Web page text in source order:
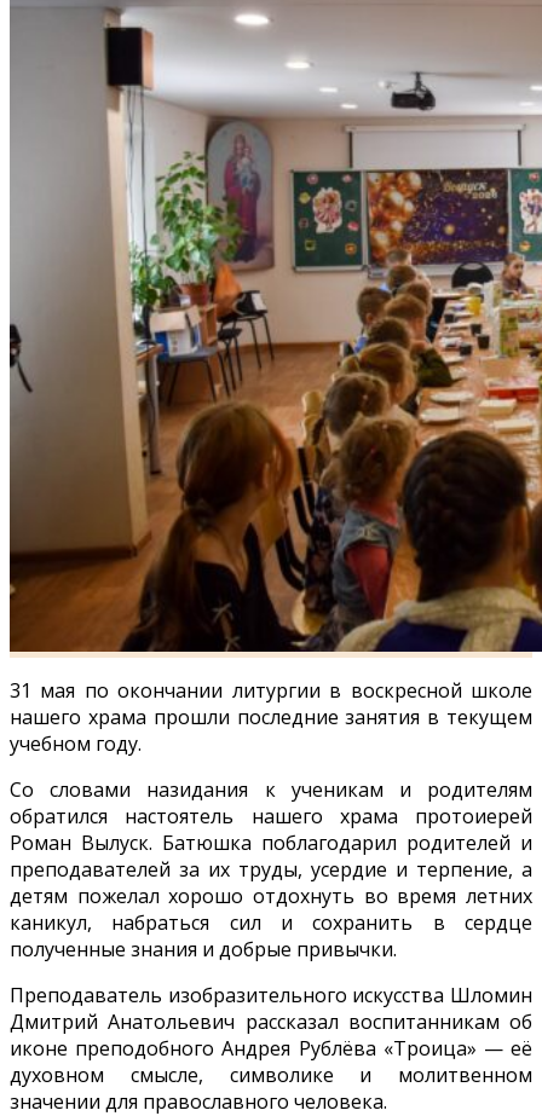
31 мая по окончании литургии в воскресной школе
нашего храма прошли последние занятия в текущем
учебном году.
Со словами назидания к ученикам и родителям
обратился настоятель нашего храма протоиерей
Роман Вылуск. Батюшка поблагодарил родителей и
преподавателей за их труды, усердие и терпение, а
детям пожелал хорошо отдохнуть во время летних
каникул, набраться сил и сохранить в сердце
полученные знания и добрые привычки.
Преподаватель изобразительного искусства Шломин
Дмитрий Анатольевич рассказал воспитанникам об
иконе преподобного Андрея Рублёва «Троица» — её
духовном смысле, символике и молитвенном
значении для православного человека.